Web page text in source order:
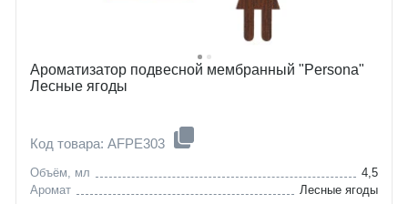
Ароматизатор подвесной мембранный "Persona"
Лесные ягоды
Код товара: AFPE303
Объём, мл
4,5
Аромат
Лесные ягоды